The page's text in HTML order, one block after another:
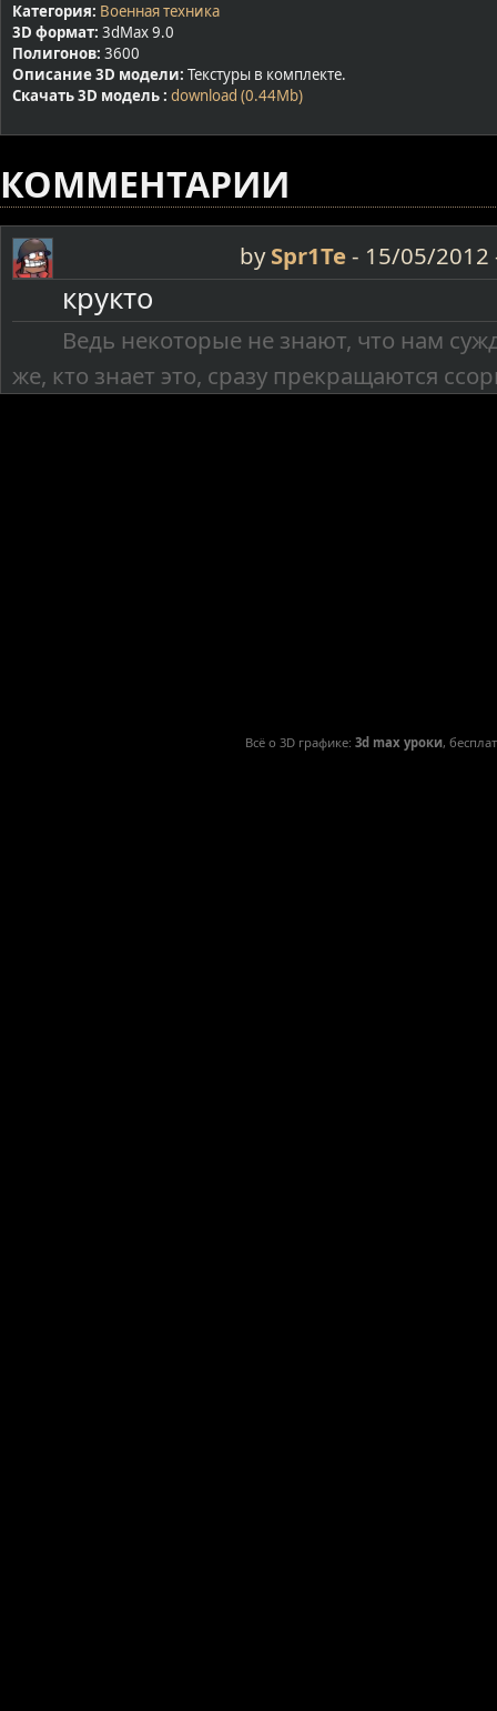
Категория: Военная техника
3D формат: 3dMax 9.0
Полигонов: 3600
Описание 3D модели: Текстуры в комплекте.
Скачать 3D модель : download (0.44Mb)
КОММЕНТАРИИ
bySpr1Te- 15/05/2012
крукто
Ведь некоторые не знают, что нам
же, кто знает это, сразу прекращаются
Всё о 3D графике: 3d max уроки,